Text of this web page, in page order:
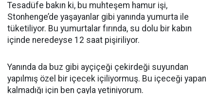
Tesadüfe bakın ki, bu muhteşem hamur işi,
Stonhenge’de yaşayanlar gibi yanında yumurta ile
tüketiliyor. Bu yumurtalar fırında, su dolu bir kabın
içinde neredeyse 12 saat pişiriliyor.
Yanında da buz gibi ayçiçeği çekirdeği suyundan
yapılmış özel bir içecek içiliyormuş. Bu içeceği yapan
kalmadığı için ben çayla yetiniyorum.